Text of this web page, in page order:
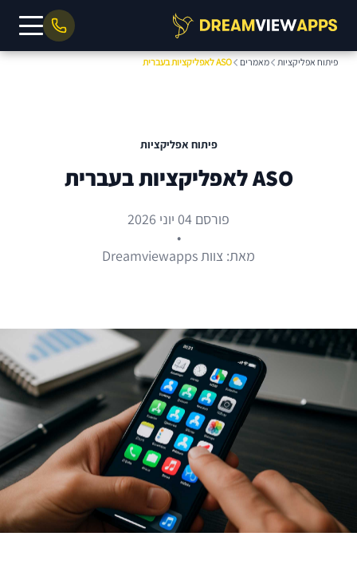
פיתוח אפליקציות מאמרים ASO לאפליקציות בעברית
פיתוח אפליקציות
ASO לאפליקציות בעברית
פורסם 04 יוני 2026
•
מאת: צוות Dreamviewapps